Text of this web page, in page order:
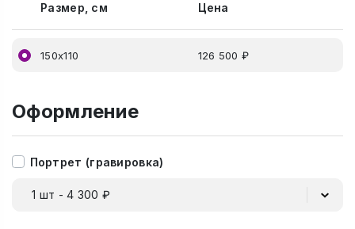
Размер, см Цена
150х110 126 500 ₽
Оформление
Портрет (гравировка)
1 шт - 4 300 ₽